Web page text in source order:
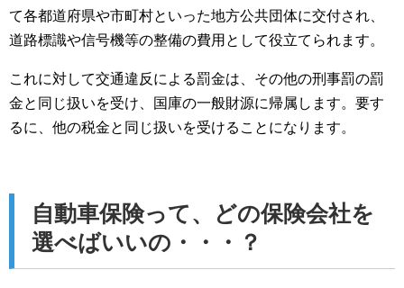
て各都道府県や市町村といった地方公共団体に交付され、
道路標識や信号機等の整備の費用として役立てられます。
これに対して交通違反による罰金は、その他の刑事罰の罰
金と同じ扱いを受け、国庫の一般財源に帰属します。要す
るに、他の税金と同じ扱いを受けることになります。
自動車保険って、どの保険会社を
選べばいいの・・・？